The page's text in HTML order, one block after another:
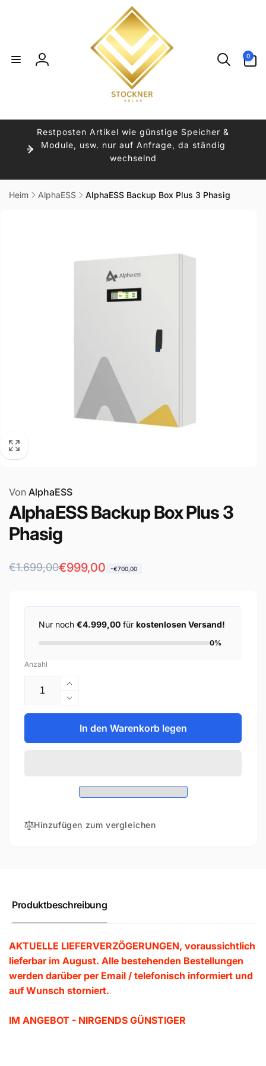
Einloggen
0
Artikel
Restposten Artikel wie günstige Speicher &
Module, usw. nur auf Anfrage, da ständig
wechselnd
Heim AlphaESS AlphaESS Backup Box Plus 3 Phasig
Von AlphaESS
AlphaESS Backup Box Plus 3
Phasig
Normaler
€1.699,00
Verkaufspreis
€999,00 -€700,00
Nur noch €4.999,00 für kostenlosen Versand!
0%
Anzahl
Erhöhe
die
Menge
für
Phasig
Verringere
die
Menge
für
Plus
In den Warenkorb legen
Hinzufügen zum vergleichen
Produktbeschreibung
AKTUELLE LIEFERVERZÖGERUNGEN, voraussichtlich
lieferbar im August. Alle bestehenden Bestellungen
werden darüber per Email / telefonisch informiert und
auf Wunsch storniert.
IM ANGEBOT - NIRGENDS GÜNSTIGER